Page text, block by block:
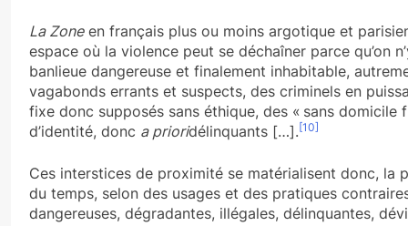
La Zoneen français plus ou moins argotique et
espace où la violence peut se déchaîner parce qu’on
banlieue dangereuse et finalement inhabitable,
vagabonds errants et suspects, des criminels en
fixe donc supposés sans éthique, des « sans domicile
d’identité, donc a prioridélinquants […]. [10]
Ces interstices de proximité se matérialisent donc, la
du temps, selon des usages et des pratiques
dangereuses, dégradantes, illégales, délinquantes,